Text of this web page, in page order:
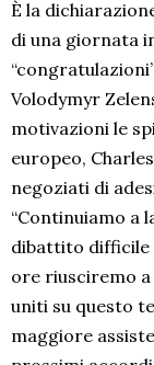
È la
di una giornata
Volodymyr
motivazioni le
europeo,
negoziati di
“Continuiamo a
dibattito difficile
ore riusciremo a
uniti su questo
maggiore